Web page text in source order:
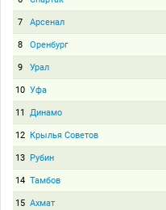
7 Арсенал
8 Оренбург
9 Урал
10 Уфа
11 Динамо
12 Крылья Советов
13 Рубин
14 Тамбов
15 Ахмат